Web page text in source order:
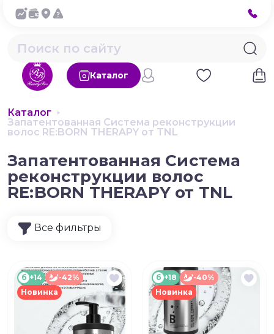
Каталог
Каталог
Запатентованная Система реконструкции
волос RE:BORN THERAPY от TNL
Запатентованная Система
реконструкции волос
RE:BORN THERAPY от TNL
Все фильтры
б +14
-42%
Новинка
б +18
-40%
Новинка